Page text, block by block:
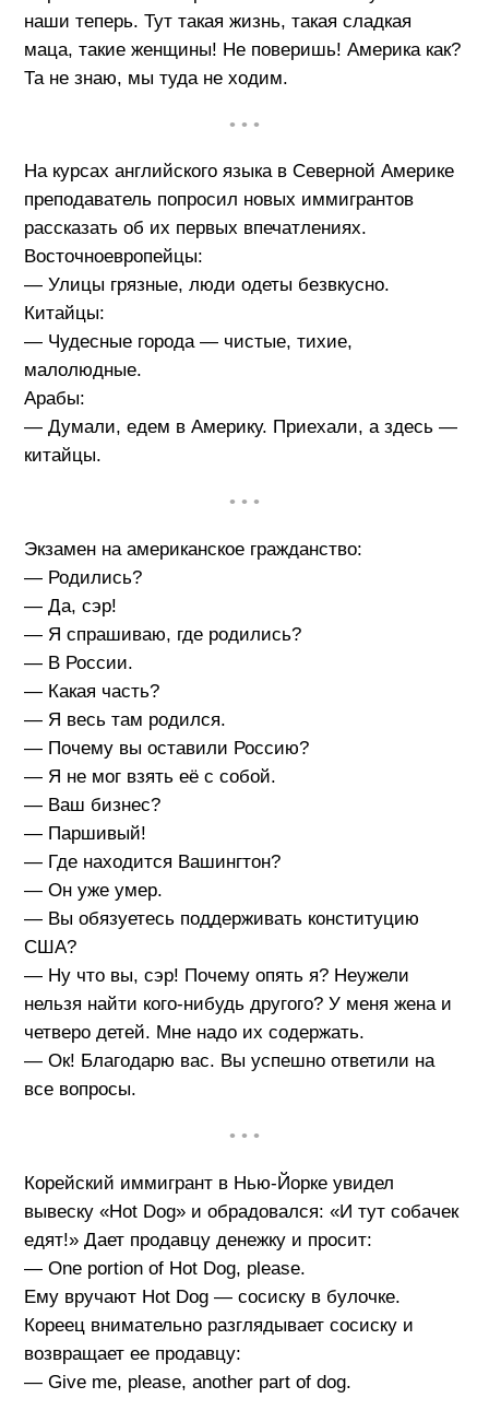
наши теперь. Тут такая жизнь, такая сладкая
маца, такие женщины! Не поверишь! Америка как?
Та не знаю, мы туда не ходим.
• • •
На курсах английского языка в Северной Америке
преподаватель попросил новых иммигрантов
рассказать об их первых впечатлениях.
Восточноевропейцы:
— Улицы грязные, люди одеты безвкусно.
Китайцы:
— Чудесные города — чистые, тихие,
малолюдные.
Арабы:
— Думали, едем в Америку. Приехали, а здесь —
китайцы.
• • •
Экзамен на американское гражданство:
— Родились?
— Да, сэр!
— Я спрашиваю, где родились?
— В России.
— Какая часть?
— Я весь там родился.
— Почему вы оставили Россию?
— Я не мог взять её с собой.
— Ваш бизнес?
— Паршивый!
— Где находится Вашингтон?
— Он уже умер.
— Вы обязуетесь поддерживать конституцию
США?
— Ну что вы, сэр! Почему опять я? Неужели
нельзя найти кого-нибудь другого? У меня жена и
четверо детей. Мне надо их содержать.
— Ок! Благодарю вас. Вы успешно ответили на
все вопросы.
• • •
Корейский иммигрант в Нью-Йорке увидел
вывеску «Hot Dog» и обрадовался: «И тут собачек
едят!» Дает продавцу денежку и просит:
— One portion of Hot Dog, please.
Ему вручают Hot Dog — сосиску в булочке.
Кореец внимательно разглядывает сосиску и
возвращает ее продавцу:
— Give me, please, another part of dog.